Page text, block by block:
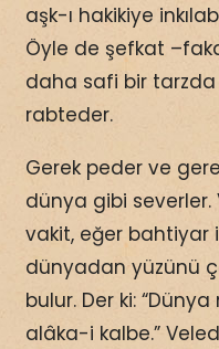
aşk-ı hakikiye
Öyle de şefkat
daha safi bir tarzda
rabteder.
Gerek peder ve
dünya gibi severler.
vakit, eğer bahtiyar
dünyadan yüzünü
bulur. Der ki:
alâka-i kalbe.”